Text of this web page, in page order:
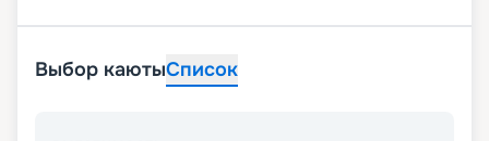
Выбор каютыСписок